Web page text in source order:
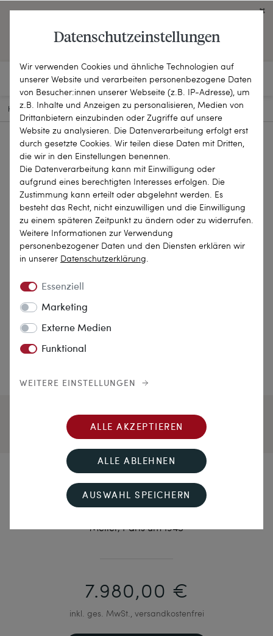
OPEN ENGLISH WEBSITE
HOME SCHMUCKSTÜCKE BROSCHEN & NADELN 25-0139
9 Rue de la Paix
Meller, Paris um 1945
7.980,00 €
inkl. ges. MwSt., versandkostenfrei
Datenschutzeinstellungen
Wir verwenden Cookies und ähnliche Technologien auf
unserer Website und verarbeiten personenbezogene Daten
von Besucher:innen unserer Webseite (z.B. IP-Adresse), um
z.B. Inhalte und Anzeigen zu personalisieren, Medien von
Drittanbietern einzubinden oder Zugriffe auf unsere
Website zu analysieren. Die Datenverarbeitung erfolgt erst
durch gesetzte Cookies. Wir teilen diese Daten mit Dritten,
die wir in den Einstellungen benennen.
Die Datenverarbeitung kann mit Einwilligung oder
aufgrund eines berechtigten Interesses erfolgen. Die
Zustimmung kann erteilt oder abgelehnt werden. Es
besteht das Recht, nicht einzuwilligen und die Einwilligung
zu einem späteren Zeitpunkt zu ändern oder zu widerrufen.
Weitere Informationen zur Verwendung
personenbezogener Daten und den Diensten erklären wir
in unserer Daten­schutz­erklärung.
Essenziell
Marketing
Externe Medien
Funktional
WEITERE EINSTELLUNGEN
ALLE AKZEPTIEREN
ALLE ABLEHNEN
AUSWAHL SPEICHERN